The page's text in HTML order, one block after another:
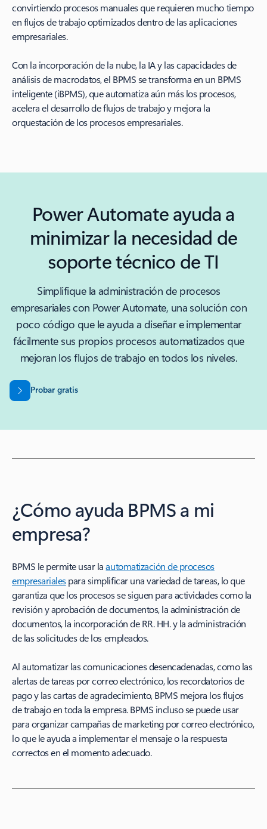
convirtiendo procesos manuales que requieren mucho tiempo
en flujos de trabajo optimizados dentro de las aplicaciones
empresariales.
Con la incorporación de la nube, la IA y las capacidades de
análisis de macrodatos, el BPMS se transforma en un BPMS
inteligente (iBPMS), que automatiza aún más los procesos,
acelera el desarrollo de flujos de trabajo y mejora la
orquestación de los procesos empresariales.
Power Automate ayuda a
minimizar la necesidad de
soporte técnico de TI
Simplifique la administración de procesos
empresariales con Power Automate, una solución con
poco código que le ayuda a diseñar e implementar
fácilmente sus propios procesos automatizados que
mejoran los flujos de trabajo en todos los niveles.
Probar gratis
¿Cómo ayuda BPMS a mi
empresa?
BPMS le permite usar laautomatización de procesos
empresarialespara simplificar una variedad de tareas, lo que
garantiza que los procesos se siguen para actividades como la
revisión y aprobación de documentos, la administración de
documentos, la incorporación de RR. HH. y la administración
de las solicitudes de los empleados.
Al automatizar las comunicaciones desencadenadas, como las
alertas de tareas por correo electrónico, los recordatorios de
pago y las cartas de agradecimiento, BPMS mejora los flujos
de trabajo en toda la empresa. BPMS incluso se puede usar
para organizar campañas de marketing por correo electrónico,
lo que le ayuda a implementar el mensaje o la respuesta
correctos en el momento adecuado.